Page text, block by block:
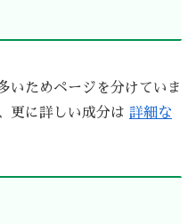
いためページを分けていま
更に詳しい成分は 詳細な